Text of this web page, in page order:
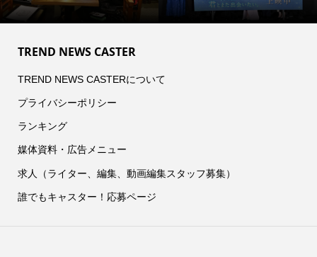
TREND NEWS CASTER
TREND NEWS CASTERについて
プライバシーポリシー
ランキング
媒体資料・広告メニュー
求人（ライター、編集、動画編集スタッフ募集）
誰でもキャスター！応募ページ